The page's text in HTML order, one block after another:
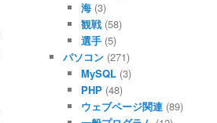
海(3)
観戦(58)
選手(5)
パソコン (271)
MySQL(3)
PHP(48)
ウェブページ関連(89)